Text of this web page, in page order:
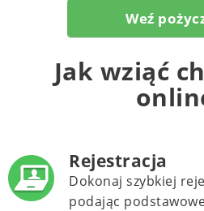
Weź
Jak wziąć
Rejestracja
Dokonaj szybkiej
podając